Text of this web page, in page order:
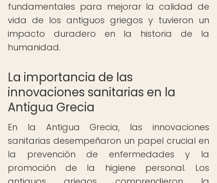
fundamentales para mejorar la calidad de
vida de los antiguos griegos y tuvieron un
impacto duradero en la historia de la
humanidad.
La importancia de las
innovaciones sanitarias en la
Antigua Grecia
En la Antigua Grecia, las innovaciones
sanitarias desempeñaron un papel crucial en
la prevención de enfermedades y la
promoción de la higiene personal. Los